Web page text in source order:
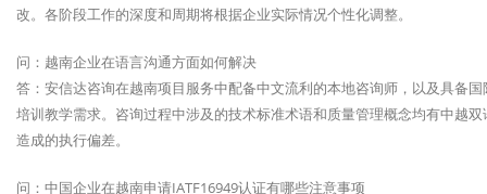
改。各阶段工作的深度和周期将根据企业实际情况个性化调整。
问：越南企业在语言沟通方面如何解决
答：安信达咨询在越南项目服务中配备中文流利的本地咨询师，以及具备
培训教学需求。咨询过程中涉及的技术标准术语和质量管理概念均有中越
造成的执行偏差。
问：中国企业在越南申请IATF16949认证有哪些注意事项